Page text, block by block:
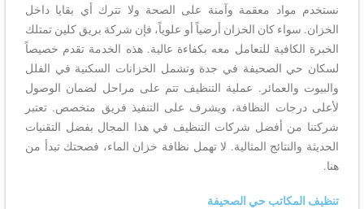
نستخدم مواد معقمة وآمنة على الصحة ولا تترك أي بقايا داخل
الخزان. سواء كان الخزان أرضياً أو علوياً، فإن شركة بريق كلين تمتلك
الخبرة الكافية للتعامل معه بكفاءة عالية. هذه الخدمة تقدم خصيصاً
لسكان حي الصحيفة في جدة وتشمل الخزانات السكنية في الفلل
والبيوت والعمائر. عملية التنظيف تتم على مراحل لضمان الوصول
لأعلى درجات النظافة، ويشرف على التنفيذ فريق متخصص. تعتبر
شركتنا من أفضل شركات التنظيف في هذا المجال بفضل التقنيات
الحديثة والنتائج المثالية. لا تهمل نظافة خزان الماء، فصحتك تبدأ من
هنا.
تنظيف المكاتب حي الصحيفة